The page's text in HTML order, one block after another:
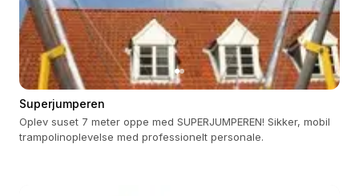
Superjumperen
Oplev suset 7 meter oppe med SUPERJUMPEREN! Sikker, mobil
trampolinoplevelse med professionelt personale.